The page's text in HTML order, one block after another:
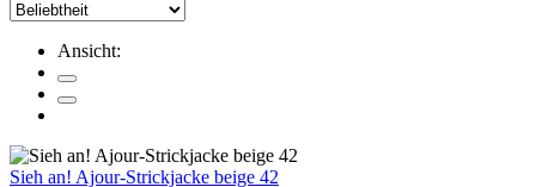
Ansicht:
Sieh an! Ajour-Strickjacke beige 42